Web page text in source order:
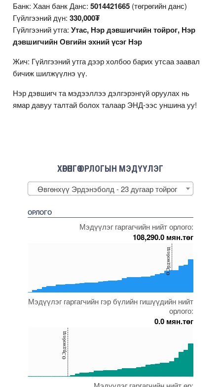
Банк: Хаан банк Данс:5014421665 (төгрөгийн данс)
Гүйлгээний дүн:330,000₮
Гүйлгээний утга:Утас, Нэр дэвшигчийн тойрог, Нэр
дэвшигчийн Овгийн эхний үсэг Нэр
Жич: Гүйлгээний утга дээр холбоо барих утсаа заавал
бичиж шилжүүлнэ үү.
Нэр дэвшигч та мэдээллээ дэлгэрэнгүй оруулах нь
ямар давуу талтай болох талаар ЭНД-ээс уншина уу!
ХӨРӨНГӨ ОРЛОГЫН МЭДҮҮЛЭГ
Өвгөнхүү Эрдэнэболд - 23 дугаар тойрог
ОРЛОГО
Мэдүүлэг гаргагчийн нийт орлого:
108,290.0 мян.төг
5000000000000005271800500000000000000527212350000000000000052721205000000000000005271566
Ө.Эрдэнэболд
Мэдүүлэг гаргагчийн гэр бүлийн гишүүдийн нийт
орлого:
0.0 мян.төг
Ө.Эрдэнэболд